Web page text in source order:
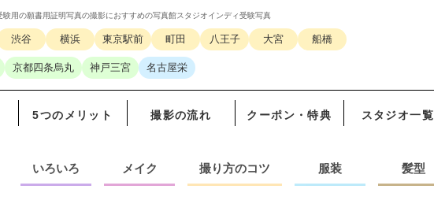
用の願書用証明写真の撮影におすすめの写真館スタジオインディ受験写真
渋谷 横浜 東京駅前 町田 八王子 大宮 船橋
京都四条烏丸 神戸三宮 名古屋栄
5つのメリット 撮影の流れ クーポン・特典 スタジオ一覧
いろいろ メイク 撮り方のコツ 服装 髪型